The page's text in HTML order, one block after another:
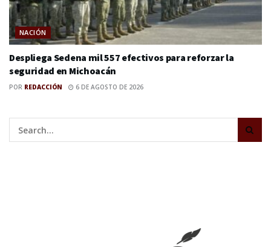
NACIÓN
Despliega Sedena mil 557 efectivos para reforzar la
seguridad en Michoacán
POR REDACCIÓN 6 DE AGOSTO DE 2026